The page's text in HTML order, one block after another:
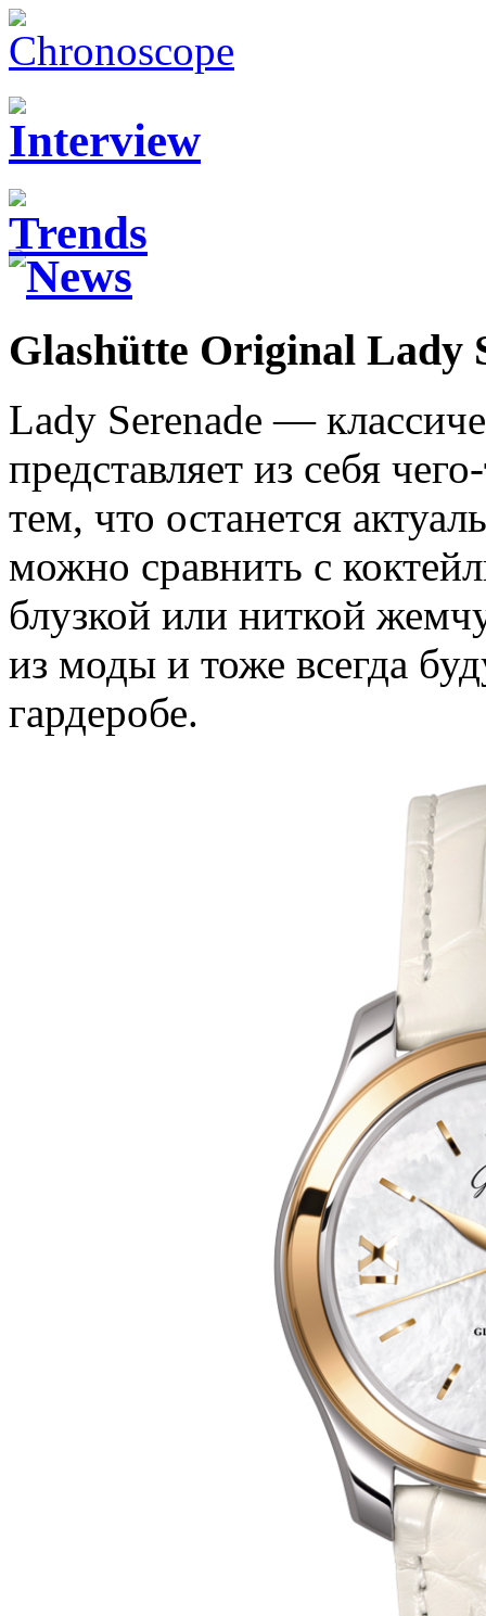
Glashütte Original Lady
Lady Serenade —
представляет из себя
тем, что останется
можно сравнить с
блузкой или ниткой
из моды и тоже всегда
гардеробе.